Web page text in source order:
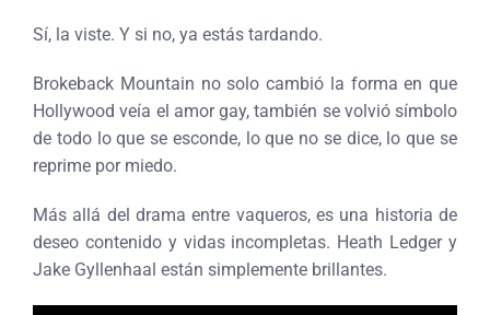
Sí, la viste. Y si no, ya estás tardando.
Brokeback Mountain no solo cambió la forma en que
Hollywood veía el amor gay, también se volvió símbolo
de todo lo que se esconde, lo que no se dice, lo que se
reprime por miedo.
Más allá del drama entre vaqueros, es una historia de
deseo contenido y vidas incompletas. Heath Ledger y
Jake Gyllenhaal están simplemente brillantes.